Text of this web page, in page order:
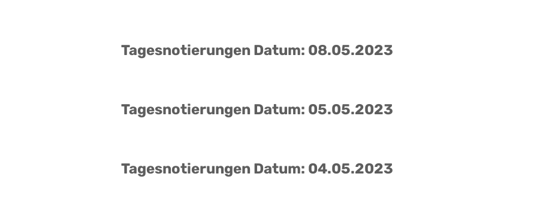
Tagesnotierungen Datum: 08.05.2023
Tagesnotierungen Datum: 05.05.2023
Tagesnotierungen Datum: 04.05.2023